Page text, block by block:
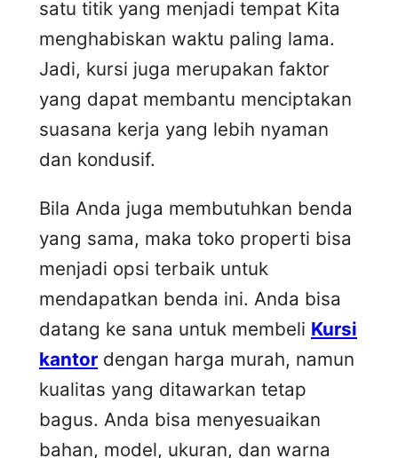
satu titik yang menjadi tempat Kita
menghabiskan waktu paling lama.
Jadi, kursi juga merupakan faktor
yang dapat membantu menciptakan
suasana kerja yang lebih nyaman
dan kondusif.
Bila Anda juga membutuhkan benda
yang sama, maka toko properti bisa
menjadi opsi terbaik untuk
mendapatkan benda ini. Anda bisa
datang ke sana untuk membeli Kursi
kantor dengan harga murah, namun
kualitas yang ditawarkan tetap
bagus. Anda bisa menyesuaikan
bahan, model, ukuran, dan warna